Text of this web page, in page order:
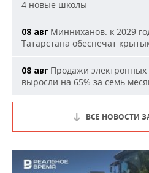
4 новые школы
08 авг Минниханов: к 2029
Татарстана обеспечат
08 авг Продажи
выросли на 65% за семь
ВСЕ НОВОСТИ